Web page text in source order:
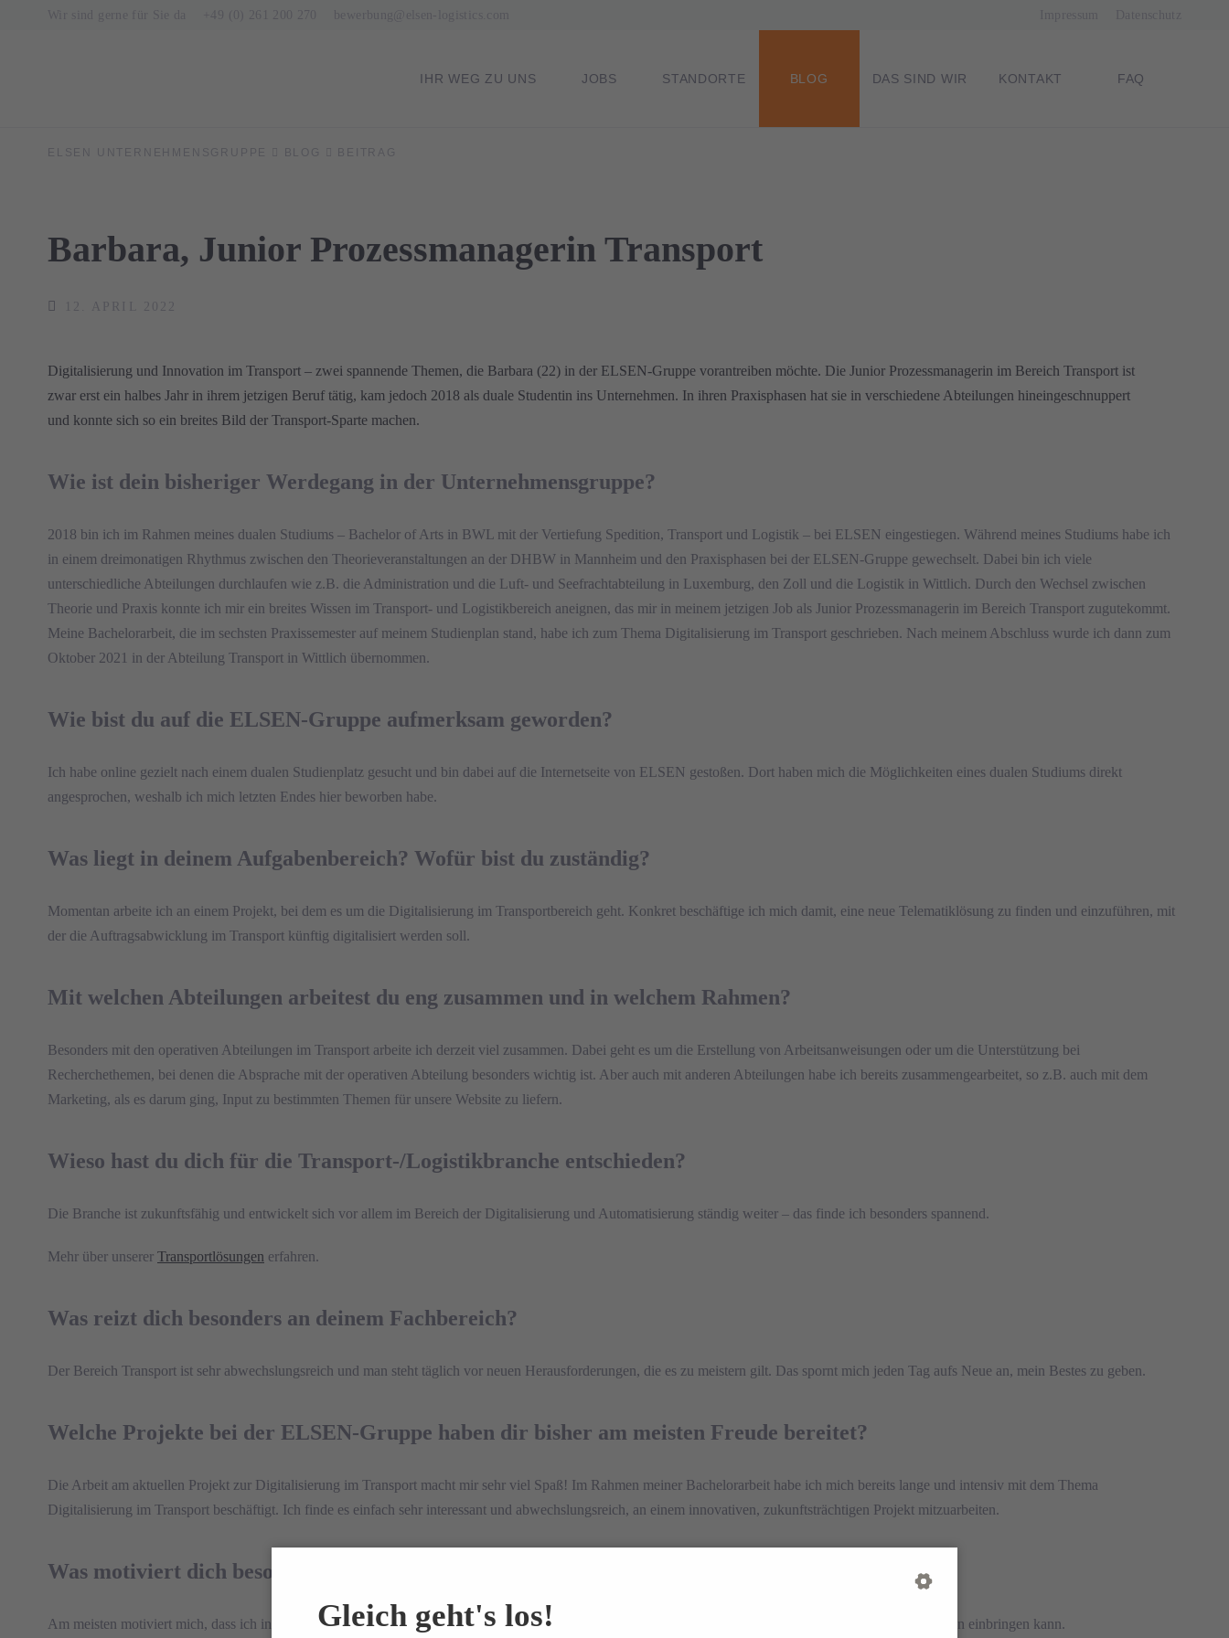
NAVIGATION
IHR WEG ZU UNS JOBS STANDORTE BLOG DAS SIND WIR KONTAKT FAQ
ELSEN UNTERNEHMENSGRUPPE BLOG BEITRAG
Barbara, Junior Prozessmanagerin Transport
12. APRIL 2022
Digitalisierung und Innovation im Transport – zwei spannende Themen, die Barbara (22) in der ELSEN-Gruppe vorantreiben möchte. Die Junior Prozessmanagerin im Bereich Transport ist
zwar erst ein halbes Jahr in ihrem jetzigen Beruf tätig, kam jedoch 2018 als duale Studentin ins Unternehmen. In ihren Praxisphasen hat sie in verschiedene Abteilungen hineingeschnuppert
und konnte sich so ein breites Bild der Transport-Sparte machen.
Wie ist dein bisheriger Werdegang in der Unternehmensgruppe?
2018 bin ich im Rahmen meines dualen Studiums – Bachelor of Arts in BWL mit der Vertiefung Spedition, Transport und Logistik – bei ELSEN eingestiegen. Während meines Studiums habe ich
in einem dreimonatigen Rhythmus zwischen den Theorieveranstaltungen an der DHBW in Mannheim und den Praxisphasen bei der ELSEN-Gruppe gewechselt. Dabei bin ich viele
unterschiedliche Abteilungen durchlaufen wie z.B. die Administration und die Luft- und Seefrachtabteilung in Luxemburg, den Zoll und die Logistik in Wittlich. Durch den Wechsel zwischen
Theorie und Praxis konnte ich mir ein breites Wissen im Transport- und Logistikbereich aneignen, das mir in meinem jetzigen Job als Junior Prozessmanagerin im Bereich Transport zugutekommt.
Meine Bachelorarbeit, die im sechsten Praxissemester auf meinem Studienplan stand, habe ich zum Thema Digitalisierung im Transport geschrieben. Nach meinem Abschluss wurde ich dann zum
Oktober 2021 in der Abteilung Transport in Wittlich übernommen.
Wie bist du auf die ELSEN-Gruppe aufmerksam geworden?
Ich habe online gezielt nach einem dualen Studienplatz gesucht und bin dabei auf die Internetseite von ELSEN gestoßen. Dort haben mich die Möglichkeiten eines dualen Studiums direkt
angesprochen, weshalb ich mich letzten Endes hier beworben habe.
Was liegt in deinem Aufgabenbereich? Wofür bist du zuständig?
Momentan arbeite ich an einem Projekt, bei dem es um die Digitalisierung im Transportbereich geht. Konkret beschäftige ich mich damit, eine neue Telematiklösung zu finden und einzuführen, mit
der die Auftragsabwicklung im Transport künftig digitalisiert werden soll.
Mit welchen Abteilungen arbeitest du eng zusammen und in welchem Rahmen?
Besonders mit den operativen Abteilungen im Transport arbeite ich derzeit viel zusammen. Dabei geht es um die Erstellung von Arbeitsanweisungen oder um die Unterstützung bei
Recherchethemen, bei denen die Absprache mit der operativen Abteilung besonders wichtig ist. Aber auch mit anderen Abteilungen habe ich bereits zusammengearbeitet, so z.B. auch mit dem
Marketing, als es darum ging, Input zu bestimmten Themen für unsere Website zu liefern.
Wieso hast du dich für die Transport-/Logistikbranche entschieden?
Die Branche ist zukunftsfähig und entwickelt sich vor allem im Bereich der Digitalisierung und Automatisierung ständig weiter – das finde ich besonders spannend.
Mehr über unserer Transportlösungen erfahren.
Was reizt dich besonders an deinem Fachbereich?
Der Bereich Transport ist sehr abwechslungsreich und man steht täglich vor neuen Herausforderungen, die es zu meistern gilt. Das spornt mich jeden Tag aufs Neue an, mein Bestes zu geben.
Welche Projekte bei der ELSEN-Gruppe haben dir bisher am meisten Freude bereitet?
Die Arbeit am aktuellen Projekt zur Digitalisierung im Transport macht mir sehr viel Spaß! Im Rahmen meiner Bachelorarbeit habe ich mich bereits lange und intensiv mit dem Thema
Digitalisierung im Transport beschäftigt. Ich finde es einfach sehr interessant und abwechslungsreich, an einem innovativen, zukunftsträchtigen Projekt mitzuarbeiten.
Was motiviert dich besonders in deinem Arbeitsalltag?
Am meisten motiviert mich, dass ich in meinem Beruf jeden Tag etwas Neues dazu lerne, mich so weiterentwickle und bei ELSEN immer meine eigenen Ideen einbringen kann.
Gleich geht's los!